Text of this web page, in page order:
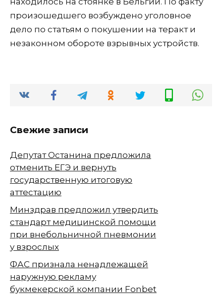
произошедшего возбуждено уголовное
дело по статьям о покушении на теракт и
незаконном обороте взрывных устройств.
Свежие записи
Депутат Останина предложила
отменить ЕГЭ и вернуть
государственную итоговую
аттестацию
Минздрав предложил утвердить
стандарт медицинской помощи
при внебольничной пневмонии
у взрослых
ФАС признала ненадлежащей
наружную рекламу
букмекерской компании Fonbet